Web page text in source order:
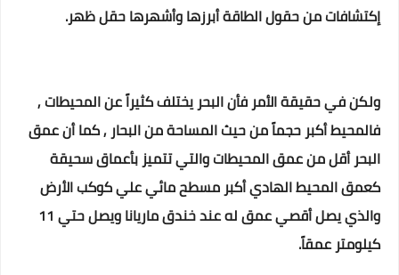
إكتشافات من حقول الطاقة أبرزها وأشهرها حقل ظهر.
ولكن في حقيقة الأمر فأن البحر يختلف كثيراً عن المحيطات ,
فالمحيط أكبر حجماً من حيث المساحة من البحار , كما أن عمق
البحر أقل من عمق المحيطات والتي تتميز بأعماق سحيقة
كعمق المحيط الهادي أكبر مسطح مائي علي كوكب الأرض
والذي يصل أقصي عمق له عند خندق ماريانا ويصل حتي 11
كيلومتر عمقاً.